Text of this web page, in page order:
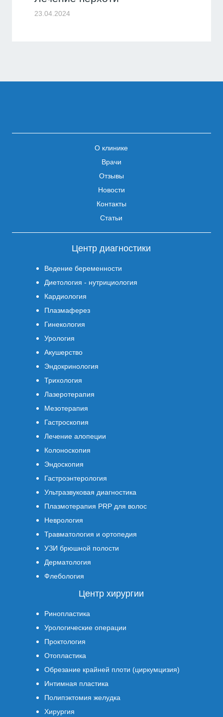
23.04.2024
О клинике
Врачи
Отзывы
Новости
Контакты
Статьи
Центр диагностики
Ведение беременности
Диетология - нутрициология
Кардиология
Плазмаферез
Гинекология
Урология
Акушерство
Эндокринология
Трихология
Лазеротерапия
Мезотерапия
Гастроскопия
Лечение алопеции
Колоноскопия
Эндоскопия
Гастроэнтерология
Ультразвуковая диагностика
Плазмотерапия PRP для волос
Неврология
Травматология и ортопедия
УЗИ брюшной полости
Дерматология
Флебология
Центр хирургии
Ринопластика
Урологические операции
Проктология
Отопластика
Обрезание крайней плоти (циркумцизия)
Интимная пластика
Полипэктомия желудка
Хирургия